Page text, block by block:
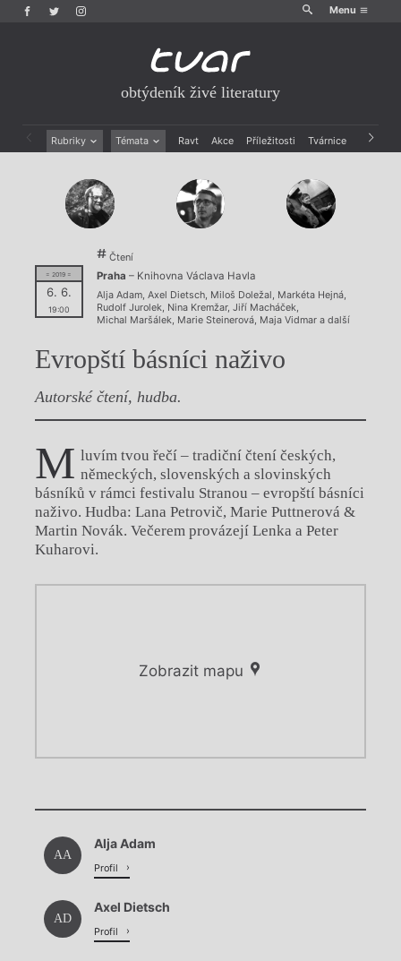
Menu
obtýdeník živé literatury
Rubriky Témata Ravt Akce Příležitosti Tvárnice Archiv
Drobná publicistika
Esejistika
Recenze a reflexe
Rozhovory
Právě vychází
Mauzoleum
Divadlo
Výroční ceny
= 2019 =
6. 6.
19:00
Čtení
Praha – Knihovna Václava Havla
Alja Adam, Axel Dietsch, Miloš Doležal , Markéta Hejná,
Rudolf Jurolek, Nina Kremžar, Jiří Macháček,
Michal Maršálek, Marie Steinerová, Maja Vidmara další
Evropští básníci naživo
Autorské čtení, hudba.
M luvím tvou řečí – tradiční čtení českých,
německých, slovenských a slovinských
básníků v rámci festivalu Stranou – evropští básníci
naživo. Hudba: Lana Petrovič, Marie Puttnerová &
Martin Novák. Večerem provázejí Lenka a Peter
Kuharovi.
Zobrazit mapu
Chviličku.
AA
Alja Adam
Profil
AD
Axel Dietsch
Profil